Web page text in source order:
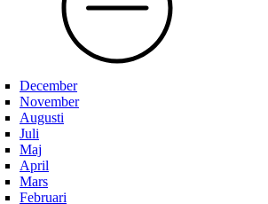
December
November
Augusti
Juli
Maj
April
Mars
Februari